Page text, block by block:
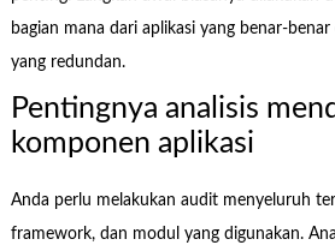
bagian mana dari aplikasi yang benar-
yang redundan.
Pentingnya analisis
komponen aplikasi
Anda perlu melakukan audit menyeluruh
framework, dan modul yang digunakan.